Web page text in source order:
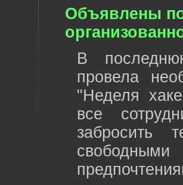
Объявлены
В
провела
"Неделя
все
забросить